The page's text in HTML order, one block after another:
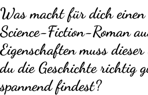
Was macht für dich einen
Science-Fiction-Roman
Eigenschaften muss
du die Geschichte richtig
spannend findest?